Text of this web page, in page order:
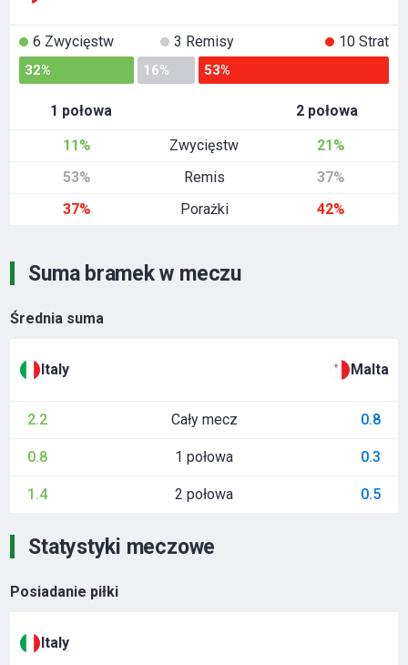
6 Zwycięstw 3 Remisy 10 Strat
32% 16% 53%
1 połowa
2 połowa
11%
Zwycięstw
21%
53%
Remis
37%
37%
Porażki 42%
Suma bramek w meczu
Średnia suma
Italy Malta
2.2 Cały mecz 0.8
0.8 1 połowa 0.3
1.4 2 połowa 0.5
Statystyki meczowe
Posiadanie piłki
Italy